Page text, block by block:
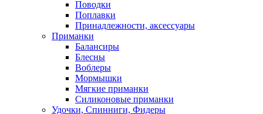
Поводки
Поплавки
Принадлежности, аксессуары
Приманки
Балансиры
Блесны
Воблеры
Мормышки
Мягкие приманки
Силиконовые приманки
Удочки, Спинниги, Фидеры